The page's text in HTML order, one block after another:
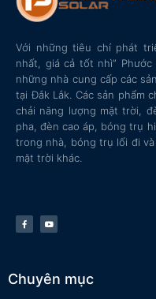
Với những tiêu chí phát
nhất, giá cả tốt nhì”
những nhà cung cấp các
tại Đắk Lắk. Các sản phẩm
chải năng lượng mặt trời,
pha, đèn cao áp, bóng trụ
trong nhà, bóng trụ lối đi
mặt trời khác.
Chuyên mục